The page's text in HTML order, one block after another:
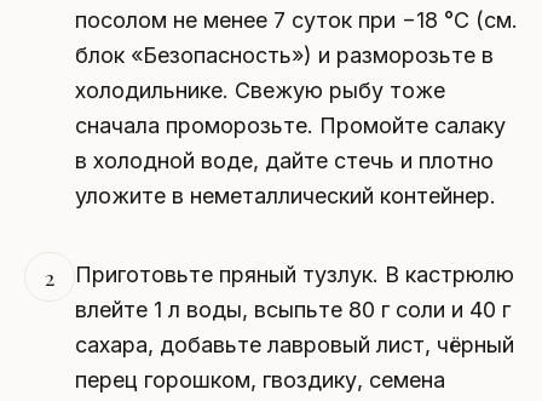
посолом не менее 7 суток при −18 °C (см.
блок «Безопасность») и разморозьте в
холодильнике. Свежую рыбу тоже
сначала проморозьте. Промойте салаку
в холодной воде, дайте стечь и плотно
уложите в неметаллический контейнер.
2
Приготовьте пряный тузлук. В кастрюлю
влейте 1 л воды, всыпьте 80 г соли и 40 г
сахара, добавьте лавровый лист, чёрный
перец горошком, гвоздику, семена